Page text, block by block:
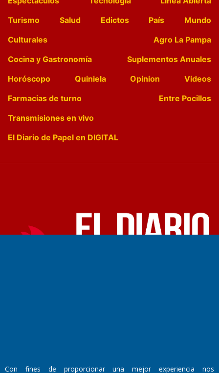
Turismo
Salud Edictos País
Mundo
Culturales
Agro La Pampa
Cocina y Gastronomía
Suplementos Anuales
Horóscopo
Quiniela Opinion
Videos
Farmacias de turno
Entre Pocillos
Transmisiones en vivo
El Diario de Papel en DIGITAL
Domicilio Legal: José Ingenieros 855,
Con fines de proporcionar una mejor experiencia nos